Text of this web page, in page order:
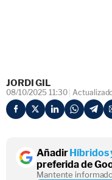
JORDI GIL
08/10/2025 11:30
AñadirHíbridos
preferida de
Mantente